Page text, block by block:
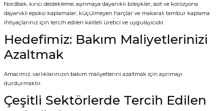
Nordbak, kırıcı destekleme, aşınmaya dayanıklı bileşikler, asit ve korozyona
dayanıklı epoksi kaplamalar, küçülmeyen harçlar ve makaralı tambur kaplama
ihtiyaçlarınız için tercih edilen kaliteli üretici ve uygulayıcıdır.
Hedefimiz: Bakım Maliyetlerinizi
Azaltmak
Amacımız, varlıklarınızın bakım maliyetlerini azaltmak için aşınmayı
durdurmaktır.
Çeşitli Sektörlerde Tercih Edilen